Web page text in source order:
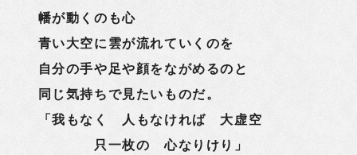
幡が動くのも心
青い大空に雲が流れていくのを
自分の手や足や顔をながめるのと
同じ気持ちで見たいものだ。
「我もなく 人もなければ 大虚空
只一枚の 心なりけり」